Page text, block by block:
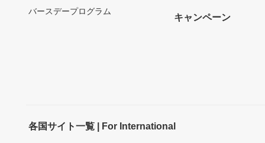
バースデープログラム
キャンペーン
各国サイト一覧 | For International